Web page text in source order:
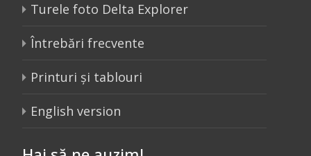
Turele foto Delta Explorer
Întrebări frecvente
Printuri și tablouri
English version